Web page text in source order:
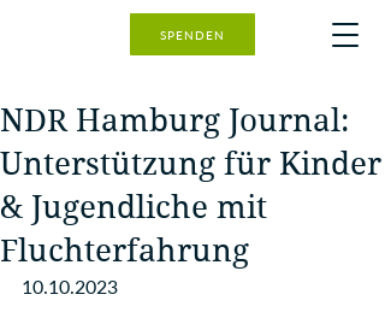
SPENDEN
NDR Hamburg Journal:
Unterstützung für Kinder
& Jugendliche mit
Fluchterfahrung
10.10.2023